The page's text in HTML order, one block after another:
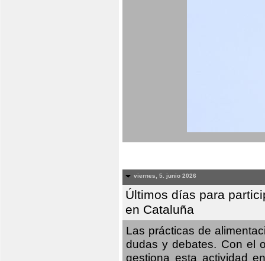
viernes, 5. junio 2026
Últimos días para
en Cataluña
Las prácticas de
dudas y debates. Con el
gestiona esta actividad